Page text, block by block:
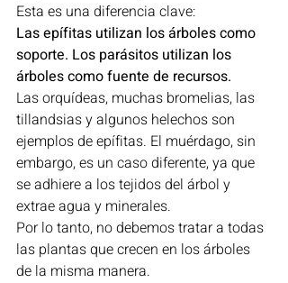
Esta es una diferencia clave:
Las epífitas utilizan los árboles como
soporte. Los parásitos utilizan los
árboles como fuente de recursos.
Las orquídeas, muchas bromelias, las
tillandsias y algunos helechos son
ejemplos de epífitas. El muérdago, sin
embargo, es un caso diferente, ya que
se adhiere a los tejidos del árbol y
extrae agua y minerales.
Por lo tanto, no debemos tratar a todas
las plantas que crecen en los árboles
de la misma manera.